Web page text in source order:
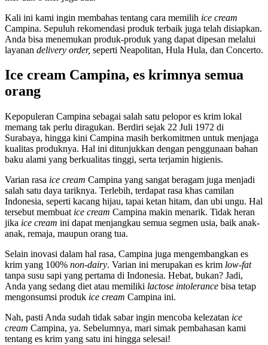
Kali ini kami ingin membahas tentang cara memilih ice cream
Campina. Sepuluh rekomendasi produk terbaik juga telah disiapkan.
Anda bisa menemukan produk-produk yang dapat dipesan melalui
layanan delivery order, seperti Neapolitan, Hula Hula, dan Concerto.
Ice cream Campina, es krimnya semua
orang
Kepopuleran Campina sebagai salah satu pelopor es krim lokal
memang tak perlu diragukan. Berdiri sejak 22 Juli 1972 di
Surabaya, hingga kini Campina masih berkomitmen untuk menjaga
kualitas produknya. Hal ini ditunjukkan dengan penggunaan bahan
baku alami yang berkualitas tinggi, serta terjamin higienis.
Varian rasa ice cream Campina yang sangat beragam juga menjadi
salah satu daya tariknya. Terlebih, terdapat rasa khas camilan
Indonesia, seperti kacang hijau, tapai ketan hitam, dan ubi ungu. Hal
tersebut membuat ice cream Campina makin menarik. Tidak heran
jika ice cream ini dapat menjangkau semua segmen usia, baik anak-
anak, remaja, maupun orang tua.
Selain inovasi dalam hal rasa, Campina juga mengembangkan es
krim yang 100% non-dairy. Varian ini merupakan es krim low-fat
tanpa susu sapi yang pertama di Indonesia. Hebat, bukan? Jadi,
Anda yang sedang diet atau memiliki lactose intolerance bisa tetap
mengonsumsi produk ice cream Campina ini.
Nah, pasti Anda sudah tidak sabar ingin mencoba kelezatan ice
cream Campina, ya. Sebelumnya, mari simak pembahasan kami
tentang es krim yang satu ini hingga selesai!